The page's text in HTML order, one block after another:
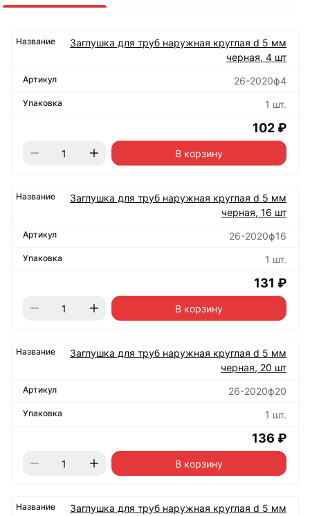
Заглушка для труб наружная круглая d 5 мм
черная, 4 шт
26-2020ф4
1 шт.
102 ₽
В корзину
Заглушка для труб наружная круглая d 5 мм
черная, 16 шт
26-2020ф16
1 шт.
131 ₽
В корзину
Заглушка для труб наружная круглая d 5 мм
черная, 20 шт
26-2020ф20
1 шт.
136 ₽
В корзину
Заглушка для труб наружная круглая d 5 мм